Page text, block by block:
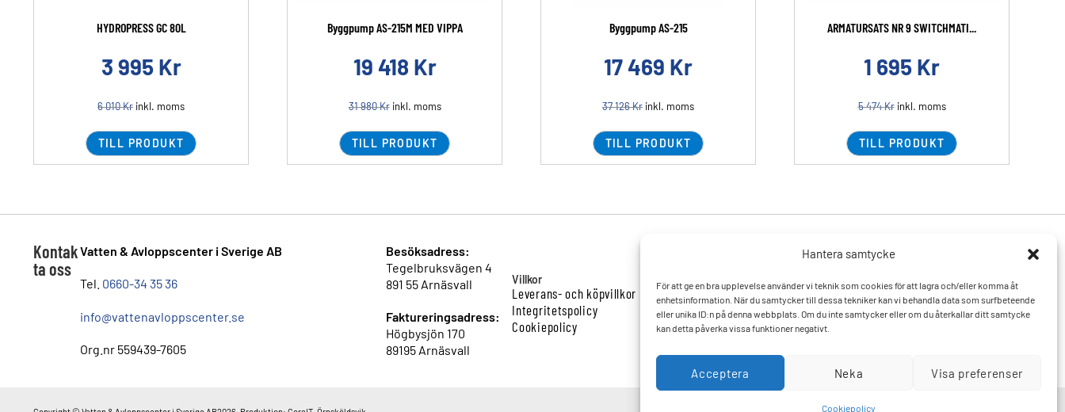
Hantera samtycke
För att ge en bra upplevelse använder vi teknik som cookies för att lagra och/eller komma åt
enhetsinformation. När du samtycker till dessa tekniker kan vi behandla data som surfbeteende
eller unika ID:n på denna webbplats. Om du inte samtycker eller om du återkallar ditt samtycke
kan detta påverka vissa funktioner negativt.
Acceptera Neka Visa preferenser
Cookiepolicy
HYDROPRESS GC 80L
3 995 Kr
6 010Kr inkl. moms
TILL PRODUKT
Byggpump AS-215M MED VIPPA
19 418 Kr
31 980Krinkl. moms
TILL PRODUKT
Byggpump AS-215
17 469 Kr
37 126Kr inkl. moms
TILL PRODUKT
ARMATURSATS NR 9 SWITCHMATI...
1 695 Kr
5 474Krinkl. moms
TILL PRODUKT
Kontak
ta oss
Vatten & Avloppscenter i Sverige AB
Tel. 0660-34 35 36
info@vattenavloppscenter.se
Org.nr 559439-7605
Besöksadress:
Tegelbruksvägen 4
891 55 Arnäsvall
Faktureringsadress:
Högbysjön 170
89195 Arnäsvall
Villkor
Leverans- och köpvillkor
Integritetspolicy
Cookiepolicy
Varumärken
Mitt konto
Vanliga frågor och svar
Kontakta oss
Hitta till oss